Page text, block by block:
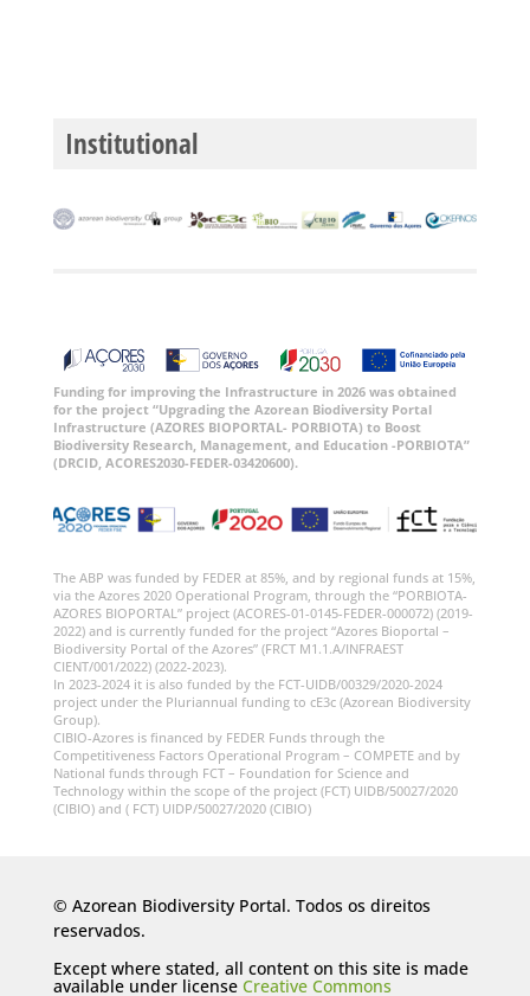
Institutional
Funding for improving the Infrastructure in 2026 was obtained
for the project “Upgrading the Azorean Biodiversity Portal
Infrastructure (AZORES BIOPORTAL- PORBIOTA) to Boost
Biodiversity Research, Management, and Education -PORBIOTA”
(DRCID, ACORES2030-FEDER-03420600).
The ABP was funded by FEDER at 85%, and by regional funds at 15%,
via the Azores 2020 Operational Program, through the “PORBIOTA-
AZORES BIOPORTAL” project (ACORES-01-0145-FEDER-000072) (2019-
2022) and is currently funded for the project “Azores Bioportal –
Biodiversity Portal of the Azores” (FRCT M1.1.A/INFRAEST
CIENT/001/2022) (2022-2023).
In 2023-2024 it is also funded by the FCT-UIDB/00329/2020-2024
project under the Pluriannual funding to cE3c (Azorean Biodiversity
Group).
CIBIO-Azores is financed by FEDER Funds through the
Competitiveness Factors Operational Program – COMPETE and by
National funds through FCT – Foundation for Science and
Technology within the scope of the project (FCT) UIDB/50027/2020
(CIBIO) and ( FCT) UIDP/50027/2020 (CIBIO)
© Azorean Biodiversity Portal. Todos os direitos
reservados.
Except where stated, all content on this site is made
available under license Creative Commons